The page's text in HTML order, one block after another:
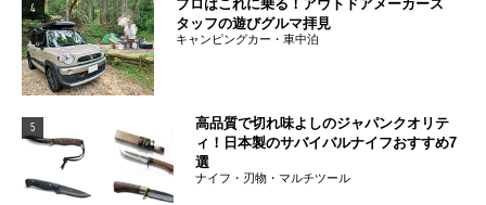
4
プロはこれに乗る！アウトドアメーカース
タッフの遊びグルマ拝見
キャンピングカー・車中泊
5
高品質で切れ味よしのジャパンクオリテ
ィ！日本製のサバイバルナイフおすすめ7
選
ナイフ・刃物・マルチツール